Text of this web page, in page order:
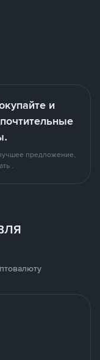
и
предложение,
.